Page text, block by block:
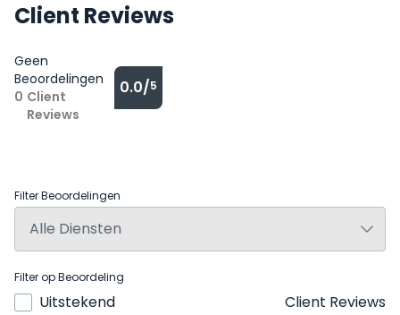
Client Reviews
Geen
Beoordelingen
0 Client
Reviews
0.0/5
Filter Beoordelingen
Filter op Beoordeling
Uitstekend
Client Reviews